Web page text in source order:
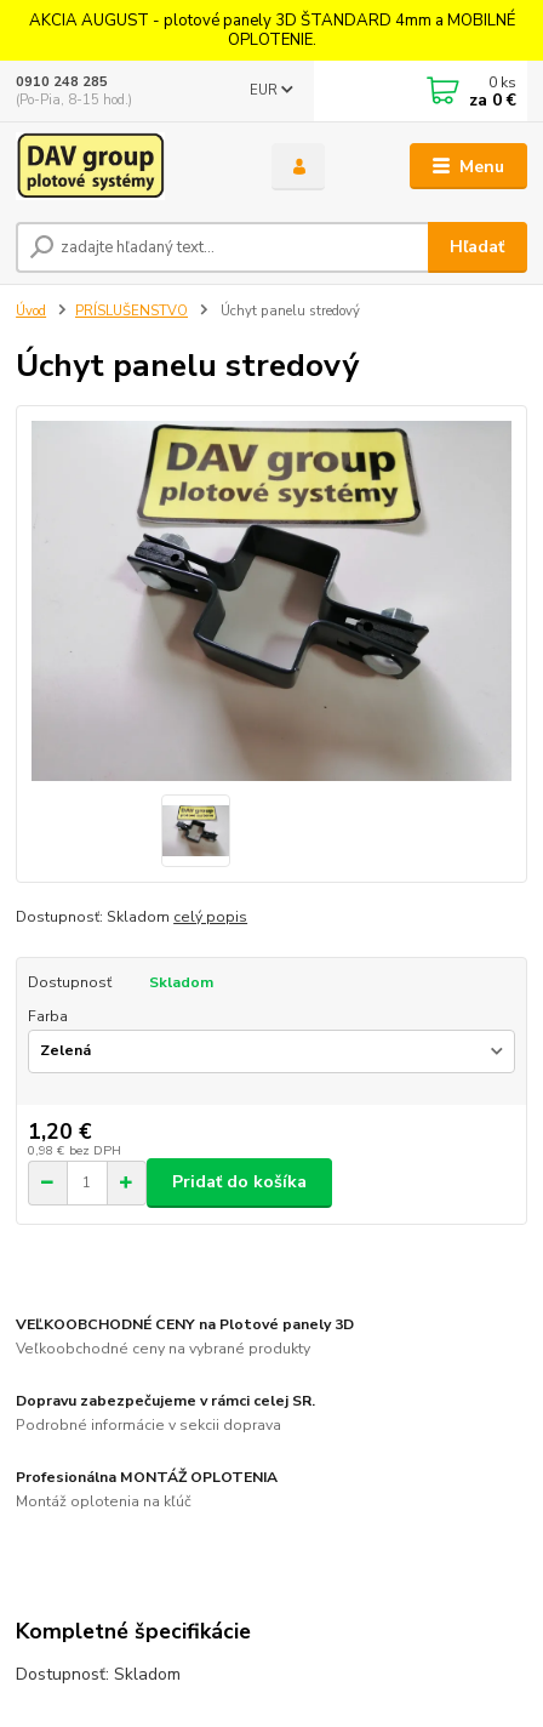
AKCIA AUGUST - plotové panely 3D ŠTANDARD 4mm a MOBILNÉ
OPLOTENIE.
Menu
EUR
Hľadať
0910 248 285
(Po-Pia, 8-15 hod.)
0 ks
za 0 €
Úvod PRÍSLUŠENSTVO Úchyt panelu stredový
Úchyt panelu stredový
Dostupnosť: Skladom celý popis
Dostupnosť
Skladom
Farba
1,20 €
0,98 € bez DPH
Pridať do košíka
VEĽKOOBCHODNÉ CENY na Plotové panely 3D
Veľkoobchodné ceny na vybrané produkty
Dopravu zabezpečujeme v rámci celej SR.
Podrobné informácie v sekcii doprava
Profesionálna MONTÁŽ OPLOTENIA
Montáž oplotenia na kľúč
Kompletné špecifikácie
Dostupnosť: Skladom